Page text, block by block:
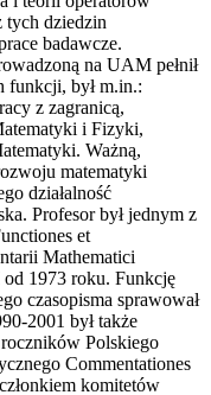
tych dziedzin
badawcze.
na UAM pełnił
funkcji, był m.in.:
z zagranicą,
i Fizyki,
Ważną,
matematyki
działalność
Profesor był jednym z
et
Mathematici
1973 roku. Funkcję
czasopisma sprawował
2001 był także
Polskiego
Commentationes
komitetów